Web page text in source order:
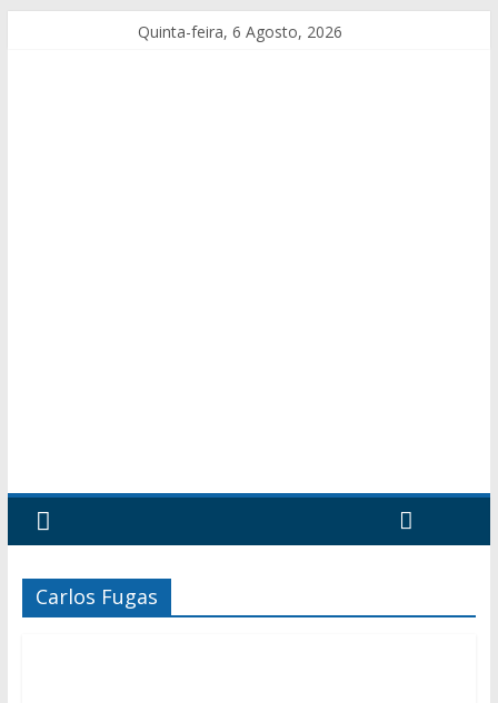
Quinta-feira, 6 Agosto, 2026
Carlos Fugas